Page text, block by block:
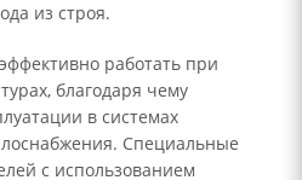
из строя.
работать при
благодаря чему
в системах
Специальные
с использованием